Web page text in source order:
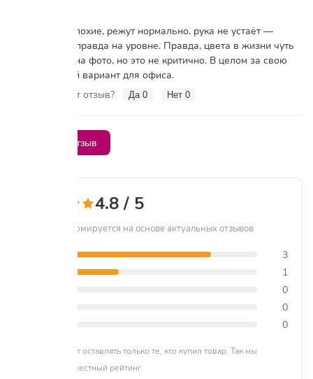
Ножницы неплохие, режут нормально, рука не устаёт —
эргономика и правда на уровне. Правда, цвета в жизни чуть
бледнее, чем на фото, но это не критично. В целом за свою
цену отличный вариант для офиса.
Вам помог этот отзыв?
Да 0 Нет 0
Написать отзыв
4.8 / 5
Рейтинг формируется на основе актуальных отзывов
3
1
0
0
0
Отзывы могут оставлять только те, кто купил товар. Так мы
формируем честный рейтинг.